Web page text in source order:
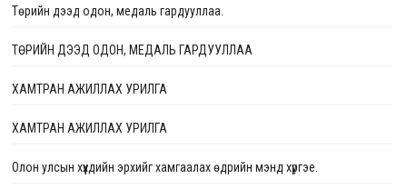
Төрийн дээд одон, медаль гардууллаа.
ТӨРИЙН ДЭЭД ОДОН, МЕДАЛЬ ГАРДУУЛЛАА
ХАМТРАН АЖИЛЛАХ УРИЛГА
ХАМТРАН АЖИЛЛАХ УРИЛГА
Олон улсын хүүхдийн эрхийг хамгаалах өдрийн мэнд хүргэе.